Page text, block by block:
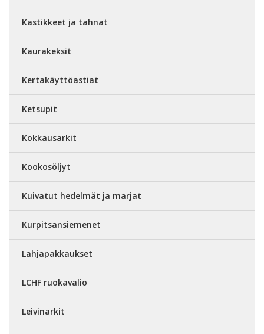
Kastikkeet ja tahnat
Kaurakeksit
Kertakäyttöastiat
Ketsupit
Kokkausarkit
Kookosöljyt
Kuivatut hedelmät ja marjat
Kurpitsansiemenet
Lahjapakkaukset
LCHF ruokavalio
Leivinarkit